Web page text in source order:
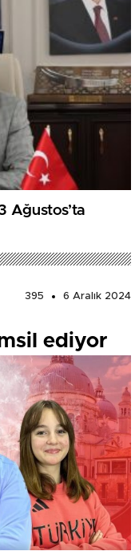
Ağustos’ta
395
6 Aralık 2024
ediyor